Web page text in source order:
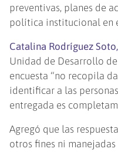
preventivas, planes de
política institucional en
Catalina Rodríguez Soto,
Unidad de Desarrollo
encuesta “no recopila
identificar a las
entregada es
Agregó que las
otros fines ni